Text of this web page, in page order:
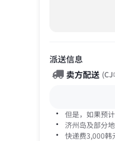
派送信息
卖方配送 (CJ
· 但是，如果预
· 济州岛及部分
· 快递费3,000韩